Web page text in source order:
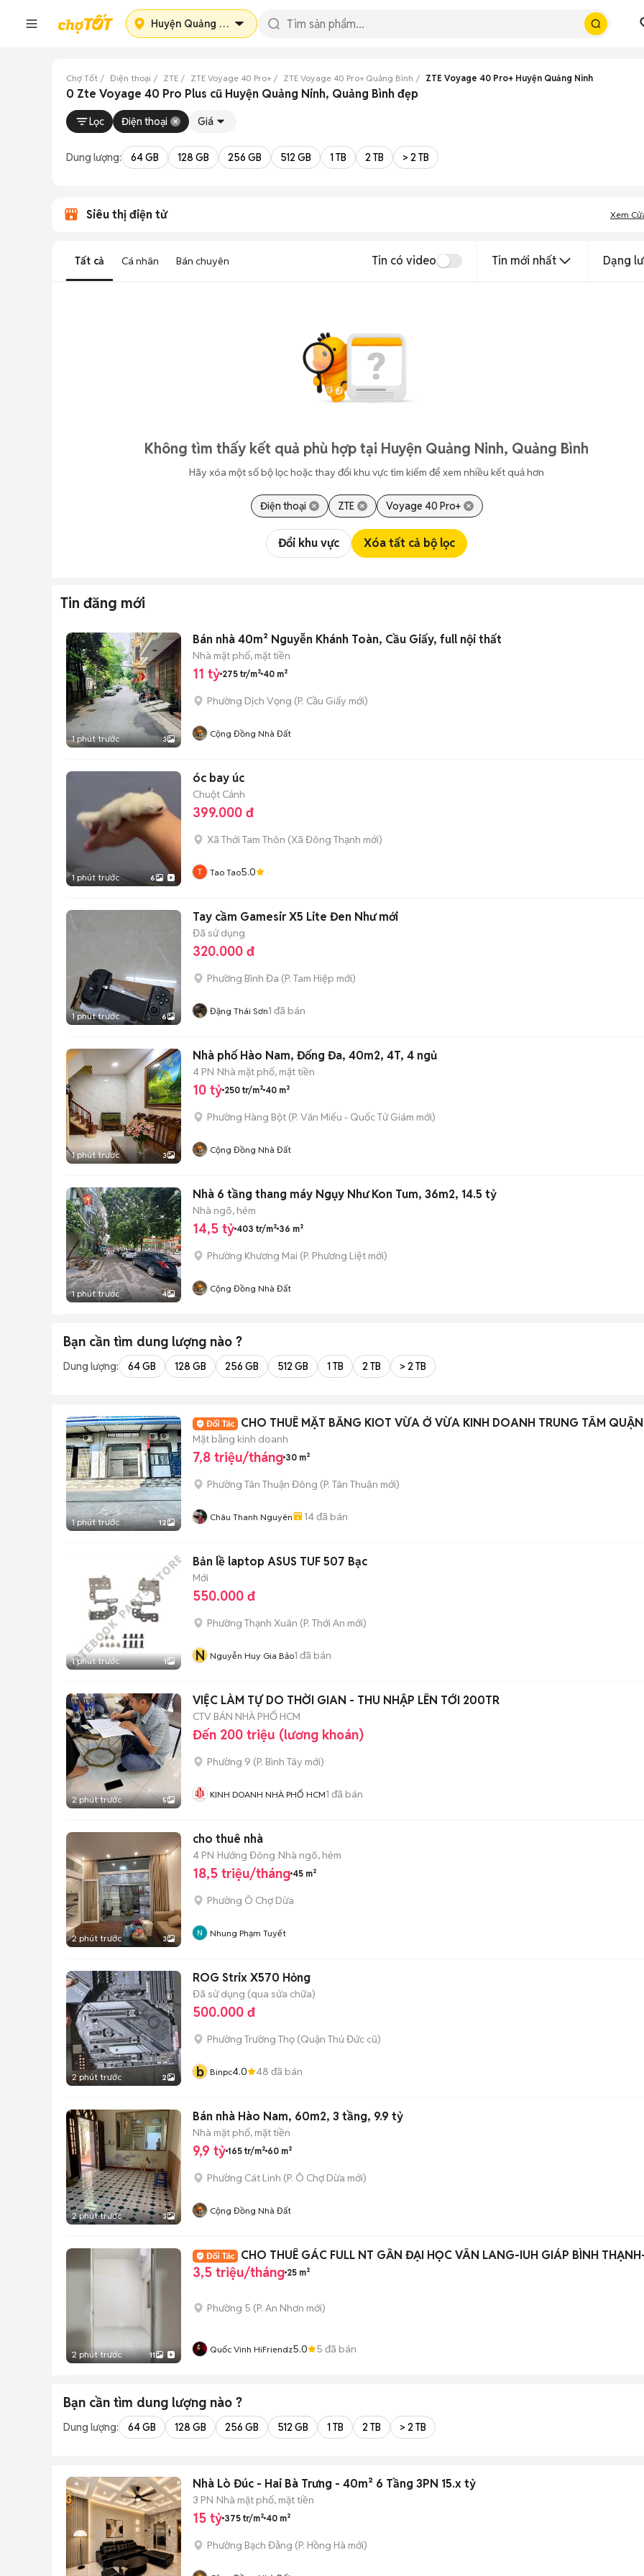
Huyện Quảng Ninh
Chợ Tốt Điện thoại ZTE ZTE Voyage 40 Pro+ ZTE Voyage 40 Pro+ Quảng Bình ZTE Voyage 40 Pro+ Huyện Quảng Ninh
0 Zte Voyage 40 Pro Plus cũ Huyện Quảng Ninh, Quảng Bình đẹp
Lọc Điện thoại Giá
Dung lượng: 64 GB 128 GB 256 GB 512 GB 1 TB 2 TB > 2 TB
Siêu thị điện tử Xem
Tất cả Cá nhân Bán chuyên Tin có video Tin mới nhất Dạng
Không tìm thấy kết quả phù hợp tại Huyện Quảng Ninh, Quảng Bình
Hãy xóa một số bộ lọc hoặc thay đổi khu vực tìm kiếm để xem nhiều kết quả hơn
Điện thoại ZTE Voyage 40 Pro+
Đổi khu vực Xóa tất cả bộ lọc
Tin đăng mới
1 phút trước 3
Bán nhà 40m² Nguyễn Khánh Toàn, Cầu Giấy, full nội thất
Nhà mặt phố, mặt tiền
11 tỷ 275 tr/m² 40 m²
Phường Dịch Vọng (P. Cầu Giấy mới)
Cộng Đồng Nhà Đất
1 phút trước 6
óc bay úc
Chuột Cảnh
399.000 đ
Xã Thới Tam Thôn (Xã Đông Thạnh mới)
Tao Tao5.0
1 phút trước 6
Tay cầm Gamesir X5 Lite Đen Như mới
Đã sử dụng
320.000 đ
Phường Bình Đa (P. Tam Hiệp mới)
Đặng Thái Sơn1 đã bán
1 phút trước 3
Nhà phố Hào Nam, Đống Đa, 40m2, 4T, 4 ngủ
4 PN Nhà mặt phố, mặt tiền
10 tỷ 250 tr/m² 40 m²
Phường Hàng Bột (P. Văn Miếu - Quốc Tử Giám mới)
Cộng Đồng Nhà Đất
1 phút trước 4
Nhà 6 tầng thang máy Ngụy Như Kon Tum, 36m2, 14.5 tỷ
Nhà ngõ, hẻm
14,5 tỷ 403 tr/m² 36 m²
Phường Khương Mai (P. Phương Liệt mới)
Cộng Đồng Nhà Đất
Bạn cần tìm dung lượng nào ?
Dung lượng: 64 GB 128 GB 256 GB 512 GB 1 TB 2 TB > 2 TB
1 phút trước 12
CHO THUÊ MẶT BẰNG KIOT VỪA Ở VỪA KINH DOANH TRUNG TÂM
Mặt bằng kinh doanh
7,8 triệu/tháng 30 m²
Phường Tân Thuận Đông (P. Tân Thuận mới)
Châu Thanh Nguyên 14đã bán
1 phút trước 1
Bản lề laptop ASUS TUF 507 Bạc
Mới
550.000 đ
Phường Thạnh Xuân (P. Thới An mới)
N Nguyễn Huy Gia Bảo1 đã bán
2 phút trước 5
VIỆC LÀM TỰ DO THỜI GIAN - THU NHẬP LÊN TỚI 200TR
CTV BÁN NHÀ PHỐ HCM
Đến 200 triệu (lương khoán)
Phường 9 (P. Bình Tây mới)
KINH DOANH NHÀ PHỐ HCM1 đã bán
2 phút trước 3
cho thuê nhà
4 PN Hướng Đông Nhà ngõ, hẻm
18,5 triệu/tháng 45 m²
Phường Ô Chợ Dừa
Nhung Phạm Tuyết
2 phút trước 2
ROG Strix X570 Hỏng
Đã sử dụng (qua sửa chữa)
500.000 đ
Phường Trường Thọ (Quận Thủ Đức cũ)
b Binpc4.0 48 đã bán
2 phút trước 3
Bán nhà Hào Nam, 60m2, 3 tầng, 9.9 tỷ
Nhà mặt phố, mặt tiền
9,9 tỷ 165 tr/m² 60 m²
Phường Cát Linh (P. Ô Chợ Dừa mới)
Cộng Đồng Nhà Đất
2 phút trước 11
CHO THUÊ GÁC FULL NT GẦN ĐẠI HỌC VÂN LANG-IUH GIÁP BÌNH
3,5 triệu/tháng 25 m²
Phường 5 (P. An Nhơn mới)
Quốc Vinh HiFriendz5.0 5 đã bán
Bạn cần tìm dung lượng nào ?
Dung lượng: 64 GB 128 GB 256 GB 512 GB 1 TB 2 TB > 2 TB
Nhà Lò Đúc - Hai Bà Trưng - 40m² 6 Tầng 3PN 15.x tỷ
3 PN Nhà mặt phố, mặt tiền
15 tỷ 375 tr/m² 40 m²
Phường Bạch Đằng (P. Hồng Hà mới)